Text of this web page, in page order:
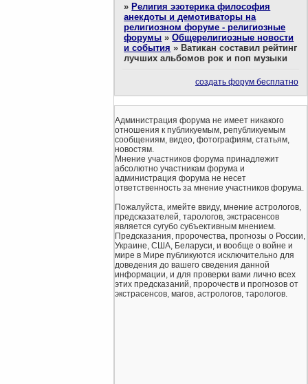
» Религия эзотерика философия
анекдоты и демотиваторы на
религиозном форуме - религиозные
форумы »Общерелигиозные новости
и события » Ватикан составил рейтинг
лучших альбомов рок и поп музыки
создать форум бесплатно
Администрация форума не имеет никакого
отношения к публикуемым, републикуемым
сообщениям, видео, фотографиям, статьям,
новостям.
Мнение участников форума принадлежит
абсолютно участникам форума и
администрация форума не несет
ответственность за мнение участников форума.
Пожалуйста, имейте ввиду, мнение астрологов,
предсказателей, тарологов, экстрасенсов
является сугубо субъективным мнением.
Предсказания, пророчества, прогнозы о России,
Украине, США, Беларуси, и вообще о войне и
мире в Мире публикуются исключительно для
доведения до вашего сведения данной
информации, и для проверки вами лично всех
этих предсказаний, пророчеств и прогнозов от
экстрасенсов, магов, астрологов, тарологов.